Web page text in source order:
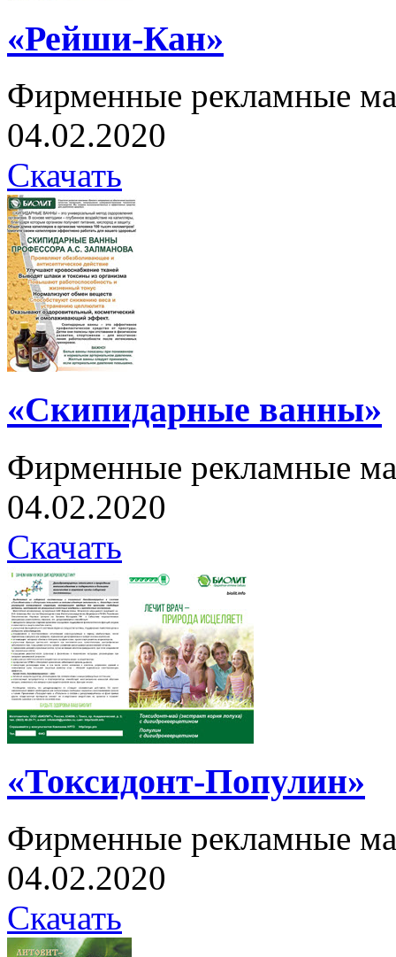
«Рейши-Кан»
Фирменные рекламные
04.02.2020
Скачать
«Скипидарные ванны»
Фирменные рекламные
04.02.2020
Скачать
«Токсидонт-Популин»
Фирменные рекламные
04.02.2020
Скачать